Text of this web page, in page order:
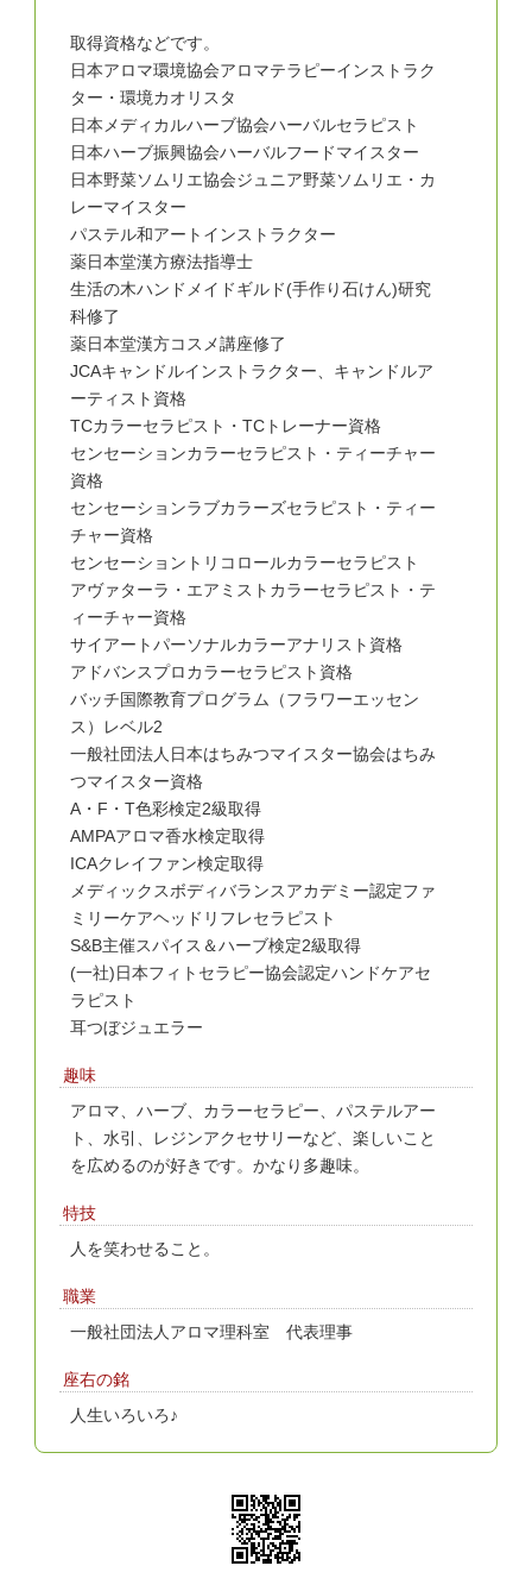
取得資格などです。
日本アロマ環境協会アロマテラピーインストラク
ター・環境カオリスタ
日本メディカルハーブ協会ハーバルセラピスト
日本ハーブ振興協会ハーバルフードマイスター
日本野菜ソムリエ協会ジュニア野菜ソムリエ・カ
レーマイスター
パステル和アートインストラクター
薬日本堂漢方療法指導士
生活の木ハンドメイドギルド(手作り石けん)研究
科修了
薬日本堂漢方コスメ講座修了
JCAキャンドルインストラクター、キャンドルア
ーティスト資格
TCカラーセラピスト・TCトレーナー資格
センセーションカラーセラピスト・ティーチャー
資格
センセーションラブカラーズセラピスト・ティー
チャー資格
センセーショントリコロールカラーセラピスト
アヴァターラ・エアミストカラーセラピスト・テ
ィーチャー資格
サイアートパーソナルカラーアナリスト資格
アドバンスプロカラーセラピスト資格
バッチ国際教育プログラム（フラワーエッセン
ス）レベル2
一般社団法人日本はちみつマイスター協会はちみ
つマイスター資格
A・F・T色彩検定2級取得
AMPAアロマ香水検定取得
ICAクレイファン検定取得
メディックスボディバランスアカデミー認定ファ
ミリーケアヘッドリフレセラピスト
S&B主催スパイス＆ハーブ検定2級取得
(一社)日本フィトセラピー協会認定ハンドケアセ
ラピスト
耳つぼジュエラー
趣味
アロマ、ハーブ、カラーセラピー、パステルアー
ト、水引、レジンアクセサリーなど、楽しいこと
を広めるのが好きです。かなり多趣味。
特技
人を笑わせること。
職業
一般社団法人アロマ理科室 代表理事
座右の銘
人生いろいろ♪